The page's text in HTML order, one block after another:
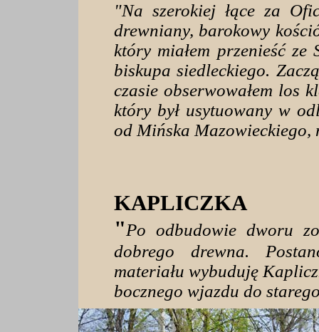
"Na szerokiej łące za
drewniany, barokowy
który miałem przenieść ze
biskupa siedleckiego.
czasie obserwowałem los
który był usytuowany w
od Mińska Mazowieckiego,
KAPLICZKA
"Po odbudowie dworu
dobrego drewna.
materiału wybuduję
bocznego wjazdu do